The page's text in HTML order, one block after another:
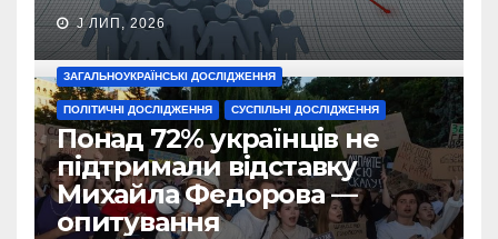
J ЛИП, 2026
ЗАГАЛЬНОУКРАЇНСЬКІ ДОСЛІДЖЕННЯ
ПОЛІТИЧНІ ДОСЛІДЖЕННЯ СУСПІЛЬНІ ДОСЛІДЖЕННЯ
Понад 72% українців не
підтримали відставку
Михайла Федорова —
опитування